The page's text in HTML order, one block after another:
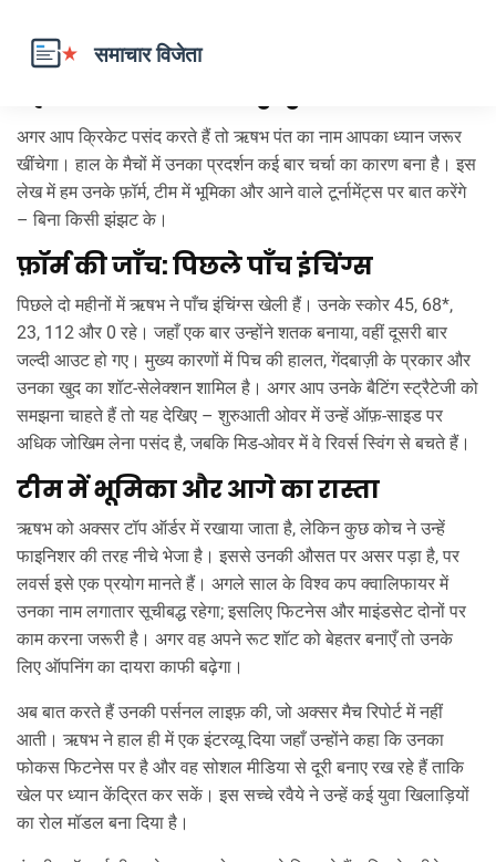
ऋषभ पंत – क्या चल रहा है आजकल?
अगर आप क्रिकेट पसंद करते हैं तो ऋषभ पंत का नाम आपका ध्यान जरूर
खींचेगा। हाल के मैचों में उनका प्रदर्शन कई बार चर्चा का कारण बना है। इस
लेख में हम उनके फ़ॉर्म, टीम में भूमिका और आने वाले टूर्नामेंट्स पर बात करेंगे
– बिना किसी झंझट के।
फ़ॉर्म की जाँच: पिछले पाँच इंचिंग्स
पिछले दो महीनों में ऋषभ ने पाँच इंचिंग्स खेली हैं। उनके स्कोर 45, 68*,
23, 112 और 0 रहे। जहाँ एक बार उन्होंने शतक बनाया, वहीं दूसरी बार
जल्दी आउट हो गए। मुख्य कारणों में पिच की हालत, गेंदबाज़ी के प्रकार और
उनका खुद का शॉट‑सेलेक्शन शामिल है। अगर आप उनके बैटिंग स्ट्रैटेजी को
समझना चाहते हैं तो यह देखिए – शुरुआती ओवर में उन्हें ऑफ़-साइड पर
अधिक जोखिम लेना पसंद है, जबकि मिड-ओवर में वे रिवर्स स्विंग से बचते हैं।
टीम में भूमिका और आगे का रास्ता
ऋषभ को अक्सर टॉप ऑर्डर में रखाया जाता है, लेकिन कुछ कोच ने उन्हें
फाइनिशर की तरह नीचे भेजा है। इससे उनकी औसत पर असर पड़ा है, पर
लवर्स इसे एक प्रयोग मानते हैं। अगले साल के विश्व कप क्वालिफायर में
उनका नाम लगातार सूचीबद्ध रहेगा; इसलिए फिटनेस और माइंडसेट दोनों पर
काम करना जरूरी है। अगर वह अपने रूट शॉट को बेहतर बनाएँ तो उनके
लिए ऑपनिंग का दायरा काफी बढ़ेगा।
अब बात करते हैं उनकी पर्सनल लाइफ़ की, जो अक्सर मैच रिपोर्ट में नहीं
आती। ऋषभ ने हाल ही में एक इंटरव्यू दिया जहाँ उन्होंने कहा कि उनका
फोकस फिटनेस पर है और वह सोशल मीडिया से दूरी बनाए रख रहे हैं ताकि
खेल पर ध्यान केंद्रित कर सकें। इस सच्चे रवैये ने उन्हें कई युवा खिलाड़ियों
का रोल मॉडल बना दिया है।